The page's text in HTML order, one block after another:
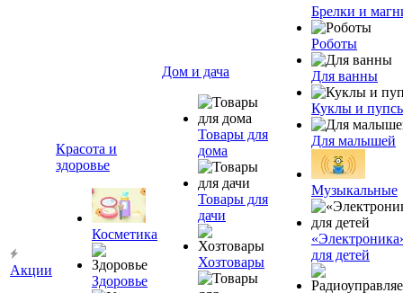
Акции
Красота и
здоровье
Косметика
Здоровье
Дом и дача
Товары для
дома
Товары для
дачи
Хозтовары
Брелки и
Роботы
Для ванны
Куклы и
Для малышей
Музыкальные
для детей